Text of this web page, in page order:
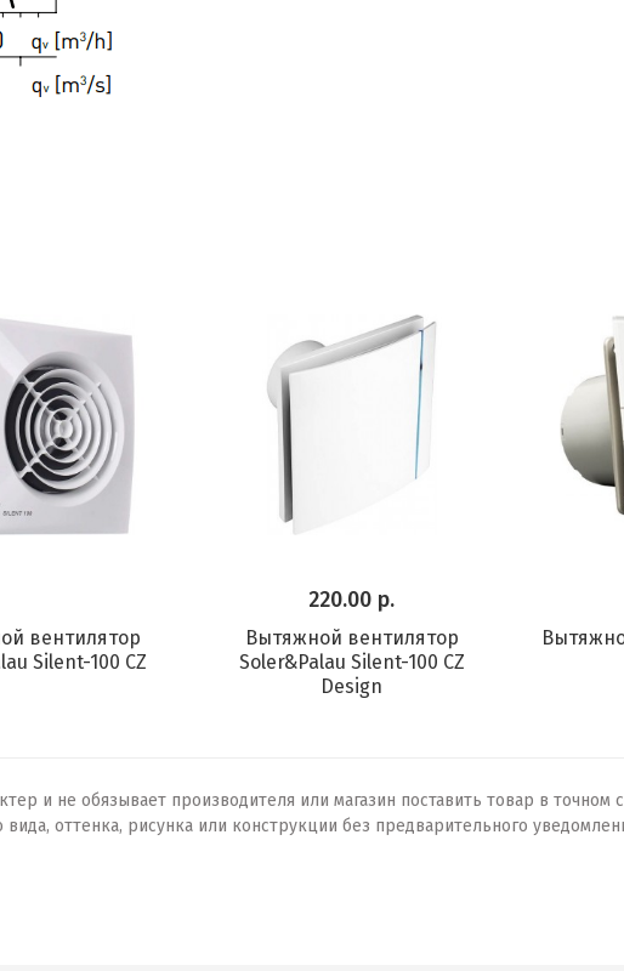
вентилятор
Silent-100 CZ
Вытяжной вентилятор
Soler&Palau Silent-100 CZ
Design
220.00 р.
и не обязывает производителя или магазин поставить товар в точном
оттенка, рисунка или конструкции без предварительного